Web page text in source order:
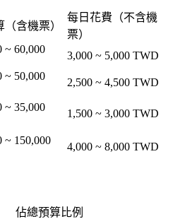
（含機票）
每日花費（不含機
票）
~ 60,000
3,000 ~ 5,000 TWD
~ 50,000
2,500 ~ 4,500 TWD
~ 35,000
1,500 ~ 3,000 TWD
~ 150,000
4,000 ~ 8,000 TWD
佔總預算比例